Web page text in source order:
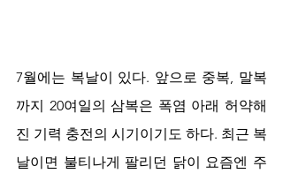
7월에는 복날이 있다. 앞으로 중복, 말복
까지 20여일의 삼복은 폭염 아래 허약해
진 기력 충전의 시기이기도 하다. 최근 복
날이면 불티나게 팔리던 닭이 요즘엔 주